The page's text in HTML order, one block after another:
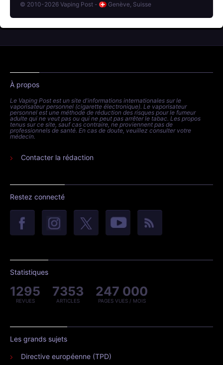
© 2010-2026 Vaping Post - Genève, Suisse
À propos
Le Vaping Post est un site d'informations internationales sur le
vaporisateur personnel (cigarette électronique). Le vaporisateur
personnel est une méthode de réduction des risques pour le fumeur
adulte qui ne veut pas ou qui ne peut pas arrêter le tabac. Les propos
tenus sur ce site, sauf cas contraire, ne proviennent pas de
professionnels de santé. En cas de doute, veuillez consulter votre
médecin.
Contacter la rédaction
Restez connecté
Statistiques
1295
REVUES
7353
ARTICLES
247 000
PAGES VUES / MOIS
Les grands sujets
Directive européenne (TPD)